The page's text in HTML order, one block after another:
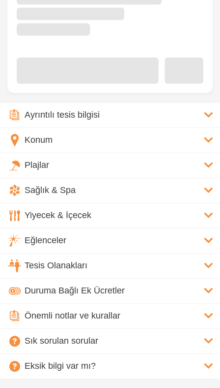
Ayrıntılı tesis bilgisi
Konum
Plajlar
Sağlık & Spa
Yiyecek & İçecek
Eğlenceler
Tesis Olanakları
Duruma Bağlı Ek Ücretler
Önemli notlar ve kurallar
Sık sorulan sorular
Eksik bilgi var mı?